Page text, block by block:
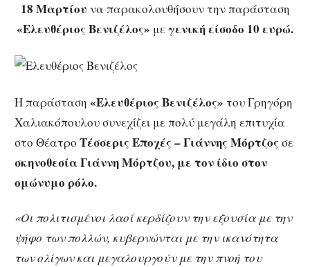
18 Μαρτίου να παρακολουθήσουν την παράσταση
«Ελευθέριος Βενιζέλος» μεγενική είσοδο 10 ευρώ.
Η παράσταση «Ελευθέριος Βενιζέλος» του Γρηγόρη
Χαλιακόπουλου συνεχίζει με πολύ μεγάλη επιτυχία
στο Θέατρο Τέσσερις Εποχές – Γιάννης Μόρτζος σε
σκηνοθεσία Γιάννη Μόρτζου, με τον ίδιο στον
ομώνυμο ρόλο.
«Οι πολιτισμένοι λαοί κερδίζουν την εξουσία με την
ψήφο των πολλών, κυβερνώνται με την ικανότητα
των ολίγων και μεγαλουργούν με την πνοή του